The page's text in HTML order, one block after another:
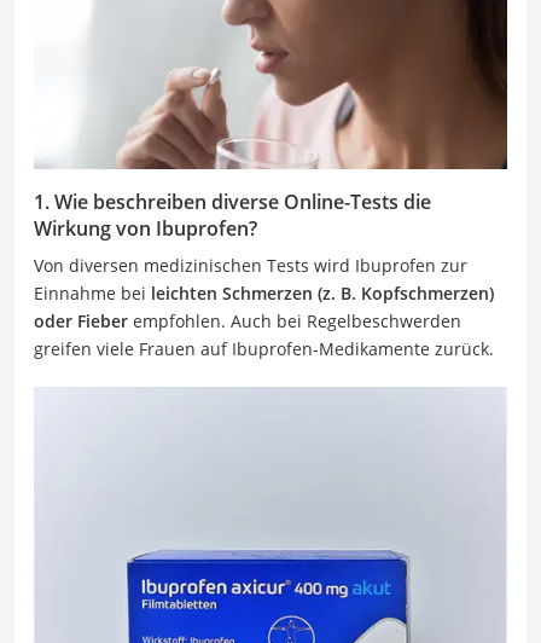
1. Wie beschreiben diverse Online-Tests die
Wirkung von Ibuprofen?
Von diversen medizinischen Tests wird Ibuprofen zur
Einnahme bei leichten Schmerzen (z. B. Kopfschmerzen)
oder Fieber empfohlen. Auch bei Regelbeschwerden
greifen viele Frauen auf Ibuprofen-Medikamente zurück.